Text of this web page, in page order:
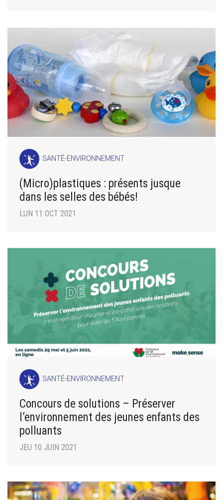
SANTÉ-ENVIRONNEMENT
(Micro)plastiques : présents jusque
dans les selles des bébés!
LUN 11 OCT 2021
SANTÉ-ENVIRONNEMENT
Concours de solutions – Préserver
l’environnement des jeunes enfants des
polluants
JEU 10 JUIN 2021